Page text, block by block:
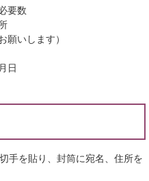
要数
願いします）
日
手を貼り、封筒に宛名、住所を